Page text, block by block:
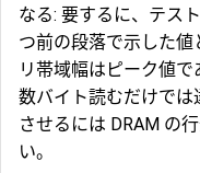
なる: 要するに、テス
つ前の段落で示した
リ帯域幅はピーク値
数バイト読むだけでは
させるには DRAM の
い。